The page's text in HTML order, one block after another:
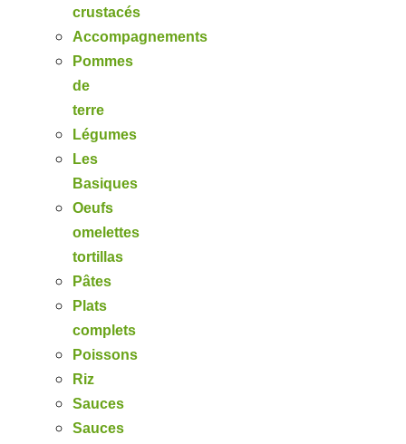
crustacés
Accompagnements
Pommes
de
terre
Légumes
Les
Basiques
Oeufs
omelettes
tortillas
Pâtes
Plats
complets
Poissons
Riz
Sauces
Sauces